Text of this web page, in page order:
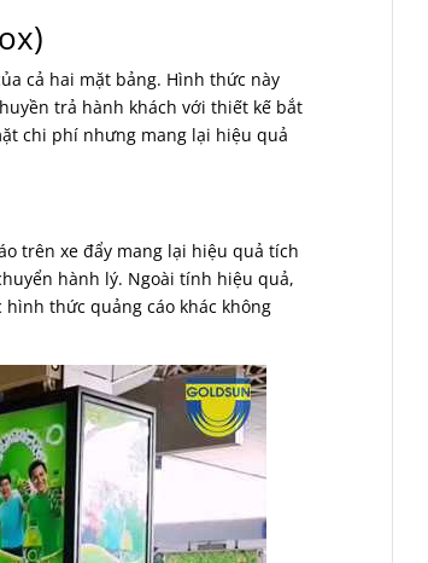
cả hai mặt bảng. Hình thức này
trả hành khách với thiết kế bắt
chi phí nhưng mang lại hiệu quả
trên xe đẩy mang lại hiệu quả tích
hành lý. Ngoài tính hiệu quả,
thức quảng cáo khác không